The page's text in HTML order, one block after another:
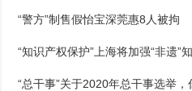
“警方”制售假怡宝深莞惠8人被拘
“知识产权保护”上海将加强“非遗”
“总干事”关于2020年总干事选举